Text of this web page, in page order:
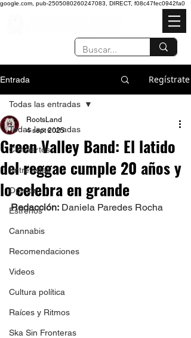
google.com, pub-2505080260247083, DIRECT, f08c47fec0942fa0
Entrada Regístrate
Todas las entradas
Conciertos
Entrevistas
Opinión
Estrenos
Cannabis
Recomendaciones
Videos
Cultura política
Raíces y Ritmos
Ska Sin Fronteras
Todas las entradas
Green Valley Band: El latido
del reggae cumple 20 años y
lo celebra en grande
RootsLand
4 sept 2025
Redacción: Daniela Paredes Rocha